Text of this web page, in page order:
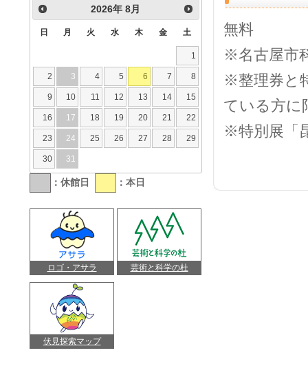
無料
※名古屋市
※整理券と
ている方に
※特別展「
2026年8月
日 月 火 水 木 金 土
1
2 3 4 5 6 7 8
9 10 11 12 13 14 15
16 17 18 19 20 21 22
23 24 25 26 27 28 29
30 31
：休館日 ：本日
ロゴ・アサラ 芸術と科学の杜
伏見探索マップ